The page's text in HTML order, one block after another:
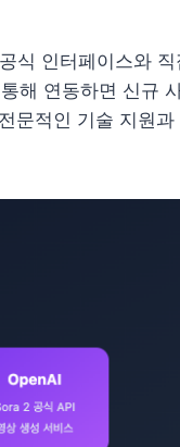
식 인터페이스와 직
해 연동하면 신규
문적인 기술 지원과